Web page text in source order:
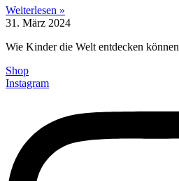
Weiterlesen »
31. März 2024
Wie Kinder die Welt entdecken können
Shop
Instagram